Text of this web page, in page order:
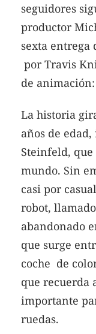
seguidores
productor
sexta entrega
por Travis
de animación:
La historia
años de
Steinfeld,
mundo. Sin
casi por
robot,
abandonado
que surge
coche de
que recuerda
importante
ruedas.